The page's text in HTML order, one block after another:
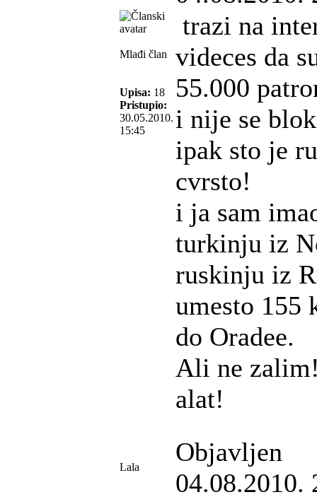
Mlađi član
Upisa: 18
Pristupio:
30.05.2010.
15:45
trazi na
videces da
55.000
i nije se
ipak sto je
cvrsto!
i ja sam
turkinju iz
ruskinju iz
umesto 155
do Oradee.
Ali ne
alat!
Lala
Objavljen
04.08.2010.